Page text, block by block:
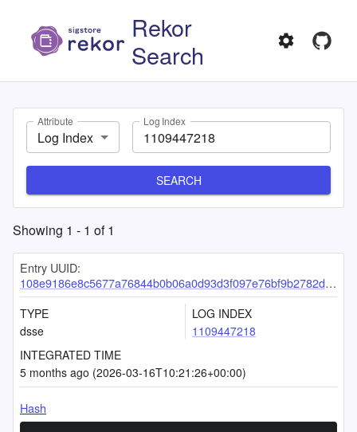
Rekor
Search
Attribute
Log Index
Log Index
SEARCH
Showing 1 - 1 of1
Entry UUID:
108e9186e8c5677a76844b0b06a0d93d3f097e76bf9b2782d714f1ac07621191084e63ded9a31a82
TYPE
dsse
LOG INDEX
1109447218
INTEGRATED TIME
5 months ago (2026-03-16T10:21:26+00:00)
Hash